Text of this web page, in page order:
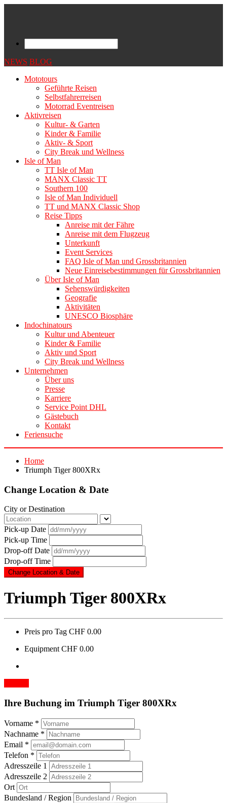
NEWS BLOG
Mototours
Geführte Reisen
Selbstfahrerreisen
Motorrad Eventreisen
Aktivreisen
Kultur- & Garten
Kinder & Familie
Aktiv- & Sport
City Break und Wellness
Isle of Man
TT Isle of Man
MANX Classic TT
Southern 100
Isle of Man Individuell
TT und MANX Classic Shop
Reise Tipps
Anreise mit der Fähre
Anreise mit dem Flugzeug
Unterkunft
Event Services
FAQ Isle of Man und Grossbritannien
Neue Einreisebestimmungen für Grossbritannien
Über Isle of Man
Sehenswürdigkeiten
Geografie
Aktivitäten
UNESCO Biosphäre
Indochinatours
Kultur und Abenteuer
Kinder & Familie
Aktiv und Sport
City Break und Wellness
Unternehmen
Über uns
Presse
Karriere
Service Point DHL
Gästebuch
Kontakt
Feriensuche
Home
Triumph Tiger 800XRx
Change Location & Date
City or Destination
Pick-up Date
Pick-up Time
Drop-off Date
Drop-off Time
Triumph Tiger 800XRx
Preis pro Tag CHF 0.00
Equipment CHF 0.00
Ihre Buchung im Triumph Tiger 800XRx
Vorname *
Nachname *
Email *
Telefon *
Adresszeile 1
Adresszeile 2
Ort
Bundesland / Region